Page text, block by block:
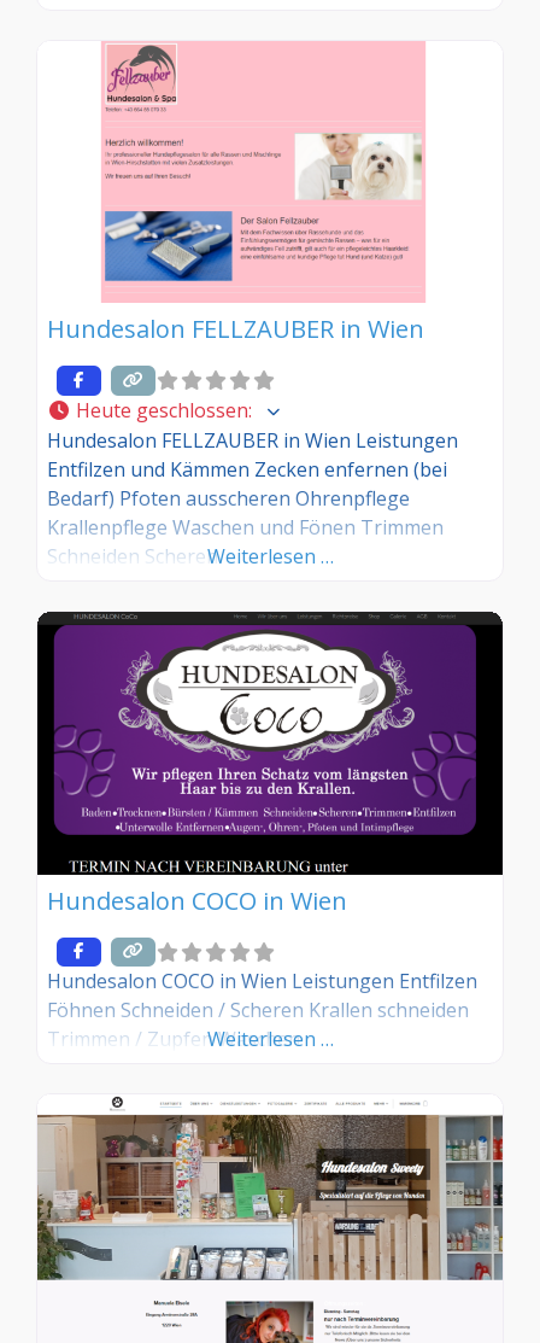
Hundesalon FELLZAUBER in Wien
Heute geschlossen:
Hundesalon FELLZAUBER in Wien Leistungen
Entfilzen und Kämmen Zecken enfernen (bei
Bedarf) Pfoten ausscheren Ohrenpflege
Krallenpflege Waschen und Fönen Trimmen
Schneiden ScherenWeiterlesen …
Hundesalon COCO in Wien
Hundesalon COCO in Wien Leistungen Entfilzen
Föhnen Schneiden / Scheren Krallen schneiden
Trimmen / Zupfen Waschen
Weiterlesen …